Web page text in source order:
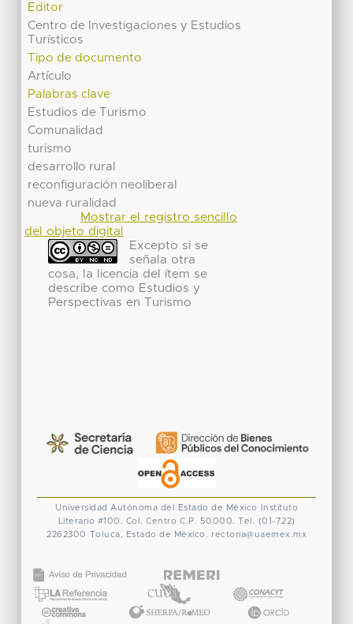
Editor
Centro de Investigaciones y Estudios
Turísticos
Tipo de documento
Artículo
Palabras clave
Estudios de Turismo
Comunalidad
turismo
desarrollo rural
reconfiguración neoliberal
nueva ruralidad
Mostrar el registro sencillo
del objeto digital
Excepto si se
señala otra
cosa, la licencia del ítem se
describe como Estudios y
Perspectivas en Turismo
Universidad Autónoma del Estado de México
Instituto
Literario #100. Col. Centro C.P. 50000. Tel. (01-722)
2262300
Toluca, Estado de México. rectoria@uaemex.mx